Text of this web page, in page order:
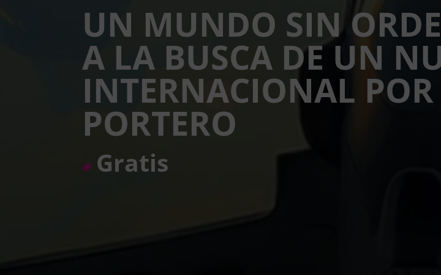
UN MUNDO SIN
A LA BUSCA DE UN
INTERNACIONAL
PORTERO
Gratis